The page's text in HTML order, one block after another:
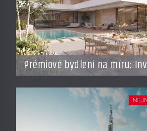
Prémiové bydlení na míru:
vracejí do Česka, roste
adresy i byty a domy za